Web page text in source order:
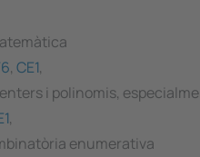
, CE1,
i polinomis,
,
enumerativa